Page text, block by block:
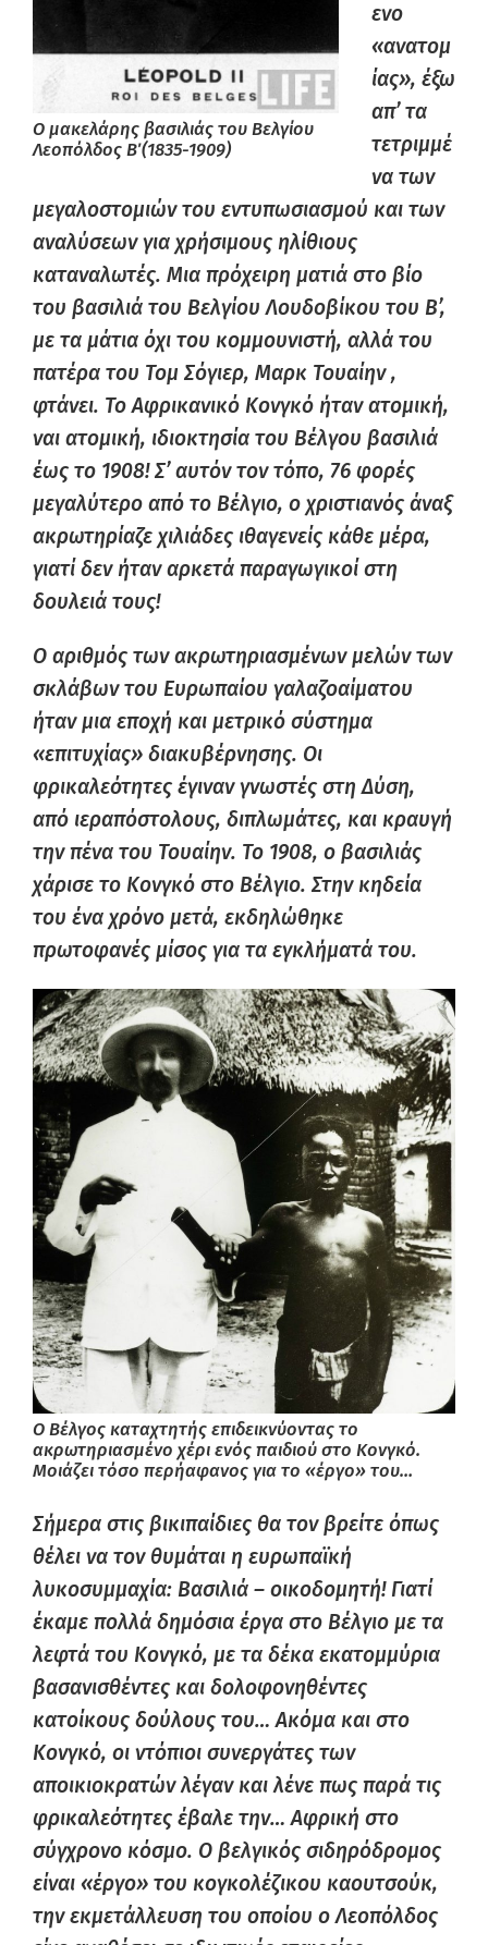
Ο μακελάρης βασιλιάς του Βελγίου
Λεοπόλδος Β΄ (1835-1909)
ενο
«ανατομ
ίας», έξω
απ’ τα
τετριμμέ
να των
μεγαλοστομιών του εντυπωσιασμού και των
αναλύσεων για χρήσιμους ηλίθιους
καταναλωτές. Μια πρόχειρη ματιά στο βίο
του βασιλιά του Βελγίου Λουδοβίκου του Β’,
με τα μάτια όχι του κομμουνιστή, αλλά του
πατέρα του Τομ Σόγιερ, Μαρκ Τουαίην ,
φτάνει. Το Αφρικανικό Κονγκό ήταν ατομική,
ναι ατομική, ιδιοκτησία του Βέλγου βασιλιά
έως το 1908! Σ’ αυτόν τον τόπο, 76 φορές
μεγαλύτερο από το Βέλγιο, ο χριστιανός άναξ
ακρωτηρίαζε χιλιάδες ιθαγενείς κάθε μέρα,
γιατί δεν ήταν αρκετά παραγωγικοί στη
δουλειά τους!
Ο αριθμός των ακρωτηριασμένων μελών των
σκλάβων του Ευρωπαίου γαλαζοαίματου
ήταν μια εποχή και μετρικό σύστημα
«επιτυχίας» διακυβέρνησης. Οι
φρικαλεότητες έγιναν γνωστές στη Δύση,
από ιεραπόστολους, διπλωμάτες, και κραυγή
την πένα του Τουαίην. Το 1908, ο βασιλιάς
χάρισε το Κονγκό στο Βέλγιο. Στην κηδεία
του ένα χρόνο μετά, εκδηλώθηκε
πρωτοφανές μίσος για τα εγκλήματά του.
Ο Βέλγος καταχτητής επιδεικνύοντας το
ακρωτηριασμένο χέρι ενός παιδιού στο Κονγκό.
Μοιάζει τόσο περήαφανος για το «έργο» του…
Σήμερα στις βικιπαίδιες θα τον βρείτε όπως
θέλει να τον θυμάται η ευρωπαϊκή
λυκοσυμμαχία: Βασιλιά – οικοδομητή! Γιατί
έκαμε πολλά δημόσια έργα στο Βέλγιο με τα
λεφτά του Κονγκό, με τα δέκα εκατομμύρια
βασανισθέντες και δολοφονηθέντες
κατοίκους δούλους του… Ακόμα και στο
Κονγκό, οι ντόπιοι συνεργάτες των
αποικιοκρατών λέγαν και λένε πως παρά τις
φρικαλεότητες έβαλε την… Αφρική στο
σύγχρονο κόσμο. Ο βελγικός σιδηρόδρομος
είναι «έργο» του κογκολέζικου καουτσούκ,
την εκμετάλλευση του οποίου ο Λεοπόλδος